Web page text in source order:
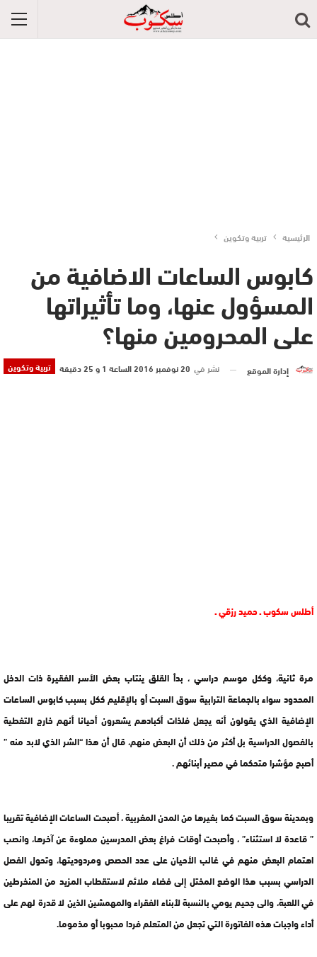
الرئيسية تربية وتكوين
كابوس الساعات الاضافية من
المسؤول عنها، وما تأثيراتها
على المحرومين منها؟
تربية وتكوين إدارة الموقع نشر في 20 نوفمبر 2016 الساعة 1 و 25 دقيقة
أطلس سكوب ـ حميد رزقي ـ
مرة ثانية، وككل موسم دراسي ، بدأ القلق ينتاب بعض الأسر الفقيرة ذات الدخل
المحدود سواء بالجماعة الترابية سوق السبت أو بالإقليم ككل بسبب كابوس الساعات
الإضافية الذي يقولون أنه يجعل فلذات أكبادهم يشعرون أحيانا أنهم خارج التغطية
بالفصول الدراسية بل أكثر من ذلك أن البعض منهم، قال أن هذا “الشر الذي لابد منه ”
أصبح مؤشرا متحكما في مصير أبنائهم .
وبمدينة سوق السبت كما بغيرها من المدن المغربية ، أصبحت الساعات الإضافية تقريبا
” قاعدة لا استثناء” ، وأصبحت أوقات فراغ بعض المدرسين مملوءة عن آخرها، وانصب
اهتمام البعض منهم في غالب الأحيان على عدد الحصص ومردوديتها، وتحول الفصل
الدراسي بسبب هذا الوضع المختل إلى فضاء ملائم لاستقطاب المزيد من المنخرطين
في اللعبة، والى جحيم يومي بالنسبة لأبناء الفقراء والمهمشين الذين لا قدرة لهم على
أداء واجبات هذه الفاتورة التي تجعل من المتعلم فردا محبوبا أو مذموما.